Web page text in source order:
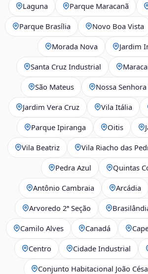
Laguna Parque Maracanã
Parque Brasília Novo Boa Vista
Morada Nova Jardim
Santa Cruz Industrial
São Mateus Nossa
Jardim Vera Cruz Vila Itália
Parque Ipiranga Oitis
Vila Beatriz Vila Riacho das
Pedra Azul Quintas
Antônio Cambraia Arcádia
Arvoredo 2ª Seção
Camilo Alves Canadá
Centro Cidade Industrial
Conjunto Habitacional João